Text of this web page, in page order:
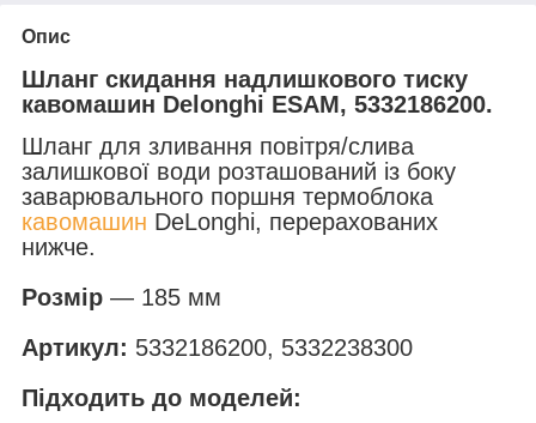
Опис
Шланг скидання надлишкового тиску
кавомашин Delonghi ESAM, 5332186200.
Шланг для зливання повітря/слива
залишкової води розташований із боку
заварювального поршня термоблока
кавомашин DeLonghi, перерахованих
нижче.
Розмір — 185 мм
Артикул: 5332186200, 5332238300
Підходить до моделей: